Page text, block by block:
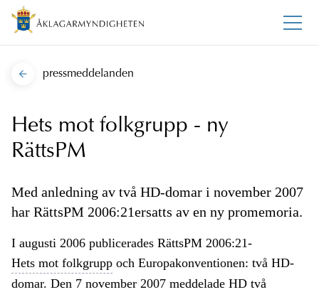
pressmeddelanden
Hets mot folkgrupp - ny
RättsPM
Med anledning av två HD-domar i november 2007
har RättsPM 2006:21ersatts av en ny promemoria.
I augusti 2006 publicerades RättsPM 2006:21-
Hets mot folkgrupp och Europakonventionen: två HD-
domar. Den 7 november 2007 meddelade HD två